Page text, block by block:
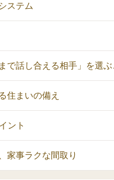
ステム
で話し合える相手」を選
住まいの備え
ント
家事ラクな間取り